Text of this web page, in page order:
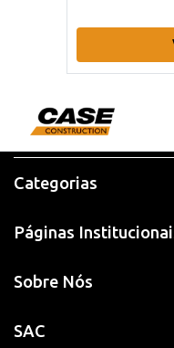
Categorias
Páginas
Sobre Nós
SAC